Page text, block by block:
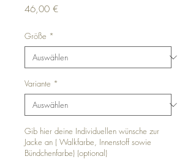
46,00 €Preis
Größe *
Variante *
Gib hier deine Individuellen wünsche zur
Jacke an ( Walkfarbe, Innenstoff sowie
Bündchenfarbe) (optional)